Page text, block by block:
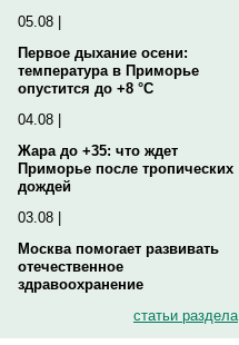
05.08 |
Первое дыхание осени:
температура в Приморье
опустится до +8 °C
04.08 |
Жара до +35: что ждет
Приморье после тропических
дождей
03.08 |
Москва помогает развивать
отечественное
здравоохранение
статьи раздела